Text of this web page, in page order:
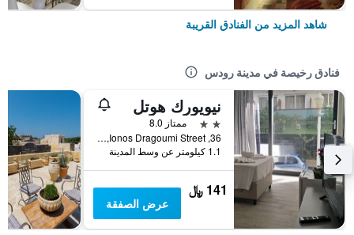
شاهد المزيد من الفنادق القريبة
فنادق رخيصة في مدينة رودس
نيويورك هوتل
2 نجمتين
ممتاز 8.0
36, Ionos Dragoumi Street, مدينة رودس, اليونان
1.1 كيلومتر عن وسط المدينة
141 ﷼
عرض الصفقة